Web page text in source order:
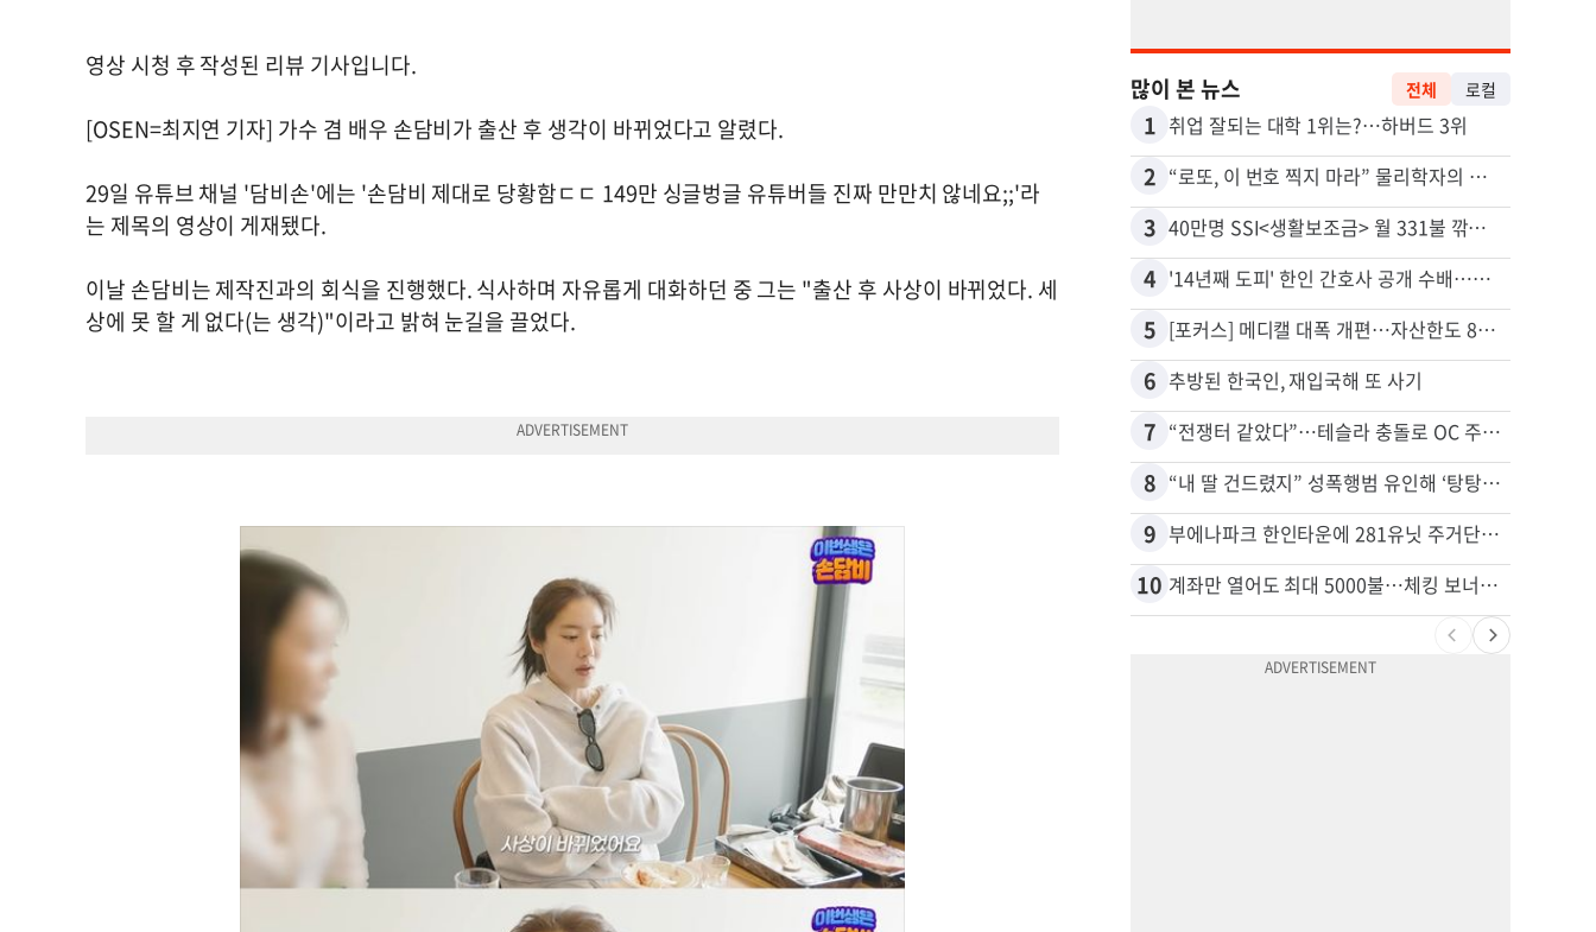
영상 시청 후 작성된 리뷰 기사입니다.
[OSEN=최지연 기자] 가수 겸 배우 손담비가 출산 후 생각이 바뀌었다고 알렸다.
29일 유튜브 채널 '담비손'에는 '손담비 제대로 당황함ㄷㄷ 149만 싱글벙글 유튜버들 진짜 만만치 않네요;;'라
는 제목의 영상이 게재됐다.
이날 손담비는 제작진과의 회식을 진행했다. 식사하며 자유롭게 대화하던 중 그는 "출산 후 사상이 바뀌었다. 세
상에 못 할 게 없다(는 생각)"이라고 밝혀 눈길을 끌었다.
많이 본 뉴스 전체 로컬
1 취업 잘되는 대학 1위는?…하버드 3위
2 “로또, 이 번호 찍지 마라” 물리학자의 당첨금 높이는 비밀
3 40만명 SSI<생활보조금> 월 331불 깎이나
4 '14년째 도피' 한인 간호사 공개 수배…메디케어 사기 유죄
5 [포커스] 메디캘 대폭 개편…자산한도 84% 축소
6 추방된 한국인, 재입국해 또 사기
7 “전쟁터 같았다”…테슬라 충돌로 OC 주택 4채 파손
8 “내 딸 건드렸지” 성폭행범 유인해 ‘탕탕’…아빠의 복수 결말
9 부에나파크 한인타운에 281유닛 주거단지 들어선다
10 계좌만 열어도 최대 5000불…체킹 보너스 무한 경쟁